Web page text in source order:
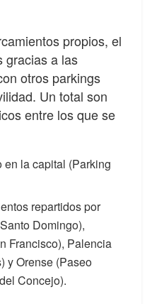
propios, el
gracias a las
otros parkings
Un total son
entre los que se
en la capital (Parking
repartidos por
Domingo),
Francisco), Palencia
y Orense (Paseo
Concejo).